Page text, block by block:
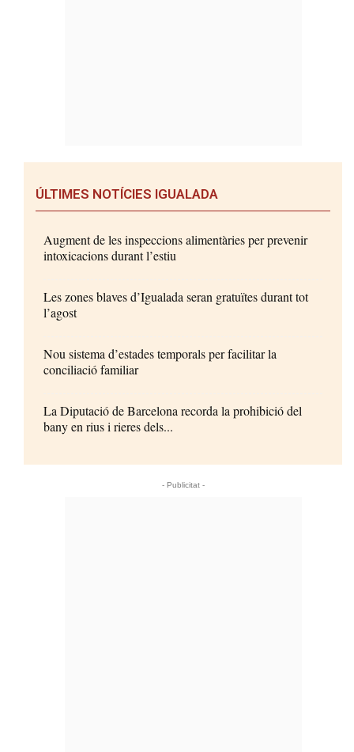
ÚLTIMES NOTÍCIES IGUALADA
Augment de les inspeccions alimentàries per prevenir
intoxicacions durant l’estiu
Les zones blaves d’Igualada seran gratuïtes durant tot
l’agost
Nou sistema d’estades temporals per facilitar la
conciliació familiar
La Diputació de Barcelona recorda la prohibició del
bany en rius i rieres dels...
- Publicitat -